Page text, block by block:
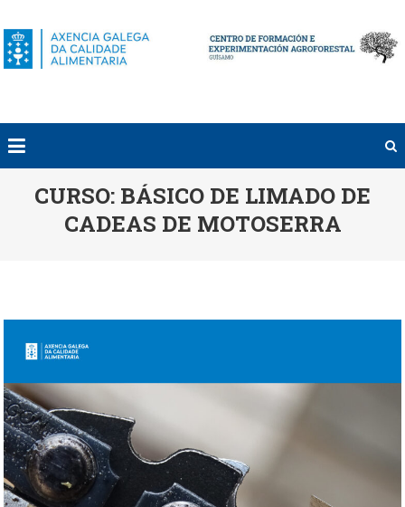
al
contenido
CURSO: BÁSICO DE LIMADO DE
CADEAS DE MOTOSERRA